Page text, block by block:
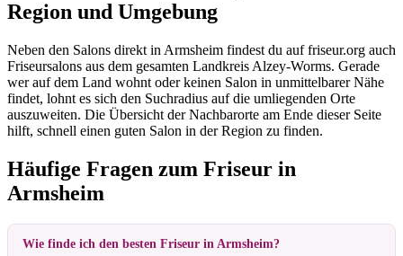
Region und Umgebung
Neben den Salons direkt in Armsheim findest du auf friseur.org auch
Friseursalons aus dem gesamten Landkreis Alzey-Worms. Gerade
wer auf dem Land wohnt oder keinen Salon in unmittelbarer Nähe
findet, lohnt es sich den Suchradius auf die umliegenden Orte
auszuweiten. Die Übersicht der Nachbarorte am Ende dieser Seite
hilft, schnell einen guten Salon in der Region zu finden.
Häufige Fragen zum Friseur in
Armsheim
Wie finde ich den besten Friseur in Armsheim?